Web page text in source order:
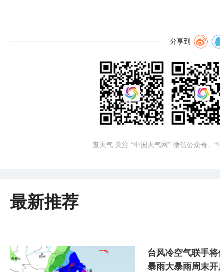
分享到
查天气 关注 “中国天气网” 微信公众号、
最新推荐
台风冷空气联手
暴雨大暴雨周末开